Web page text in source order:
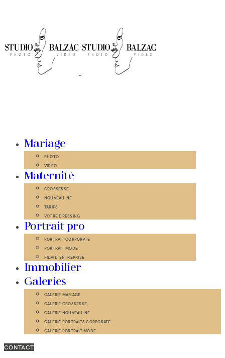
Mariage
PHOTO
VIDÉO
Maternité
GROSSESSE
NOUVEAU-NÉ
TARIFS
VOTRE DRESSING
Portrait pro
PORTRAIT CORPORATE
PORTRAIT MODE
FILM D’ENTREPRISE
Immobilier
Galeries
GALERIE MARIAGE
GALERIE GROSSESSE
GALERIE NOUVEAU-NÉ
GALERIE PORTRAITS CORPORATE
GALERIE PORTRAIT MODE
CONTACT